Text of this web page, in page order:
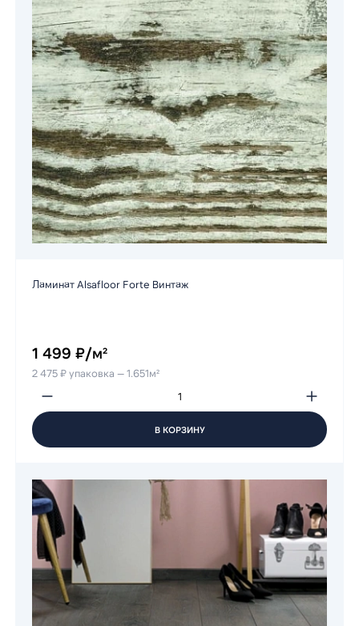
Ламинат Alsafloor Forte Винтаж
1 499 ₽/м²
2 475 ₽ упаковка — 1.651м²
В КОРЗИНУ